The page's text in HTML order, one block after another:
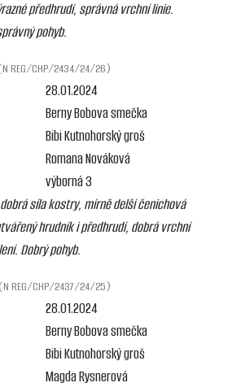
předhrudí, správná vrchní linie.
pohyb.
REG/CHP/2434/24/26)
28.01.2024
Berny Bobova smečka
Bibi Kutnohorský groš
Romana Nováková
výborná 3
síla kostry, mírně delší čenichová
hrudník i předhrudí, dobrá vrchní
Dobrý pohyb.
(N REG/CHP/2437/24/25)
28.01.2024
Berny Bobova smečka
Bibi Kutnohorský groš
Magda Rysnerová